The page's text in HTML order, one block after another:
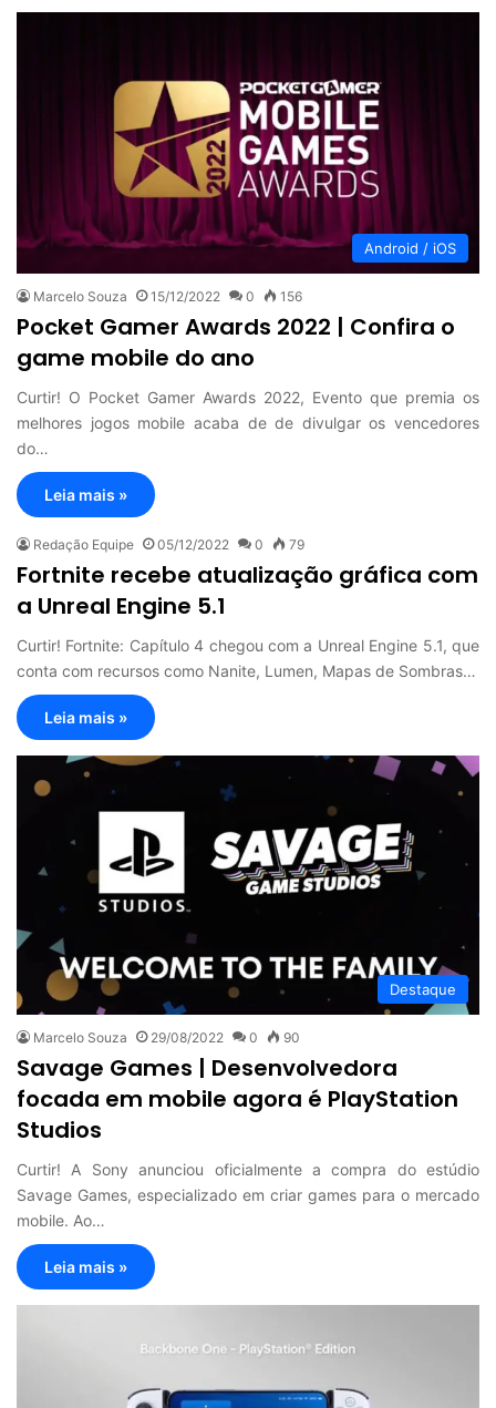
Android / iOS
Marcelo Souza 15/12/2022 0 156
Pocket Gamer Awards 2022 | Confira o
game mobile do ano
Curtir! O Pocket Gamer Awards 2022, Evento que premia os
melhores jogos mobile acaba de de divulgar os vencedores
do…
Leia mais »
Redação Equipe 05/12/2022 0 79
Fortnite recebe atualização gráfica com
a Unreal Engine 5.1
Curtir! Fortnite: Capítulo 4 chegou com a Unreal Engine 5.1, que
conta com recursos como Nanite, Lumen, Mapas de Sombras…
Leia mais »
Destaque
Marcelo Souza 29/08/2022 0 90
Savage Games | Desenvolvedora
focada em mobile agora é PlayStation
Studios
Curtir! A Sony anunciou oficialmente a compra do estúdio
Savage Games, especializado em criar games para o mercado
mobile. Ao…
Leia mais »